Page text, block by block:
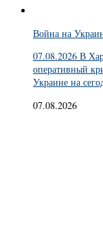
Война на
07.08.2026 В
оперативный
Украине на
07.08.2026